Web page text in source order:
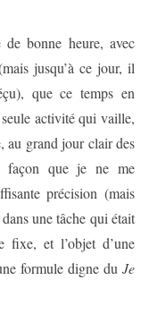
bonne heure, avec
jusqu’à ce jour, il
que ce temps en
activité qui vaille,
au grand jour clair des
façon que je ne me
précision (mais
une tâche qui était
fixe, et l’objet d’une
formule digne du Je